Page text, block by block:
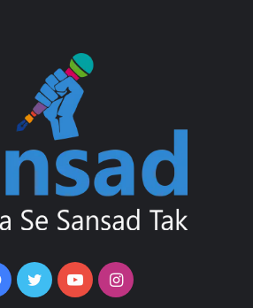
FacebookTwitterYouTubeInstagram